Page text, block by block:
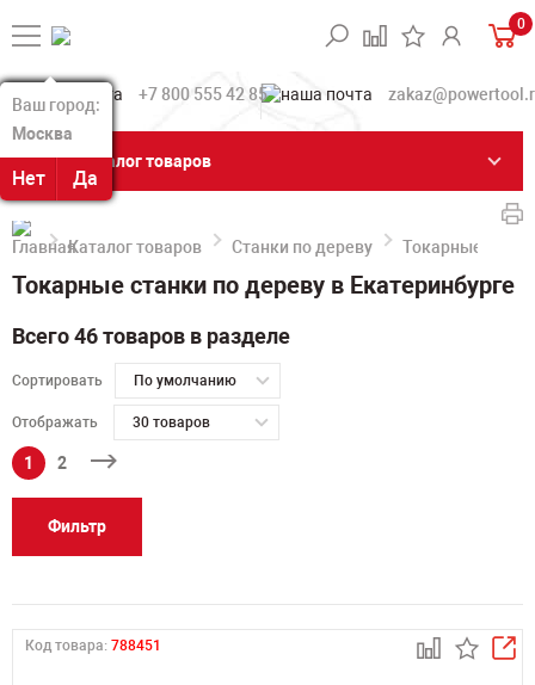
Ваш город:
Москва
Нет Да
Ваш город:
Москва
Нет Да
0
+7 800 555 42 85
Каталог товаров
Каталог товаров Станки по дереву Токарные
Токарные станки по дереву в Екатеринбурге
Всего 46 товаров в разделе
Сортировать По умолчанию
Отображать 30 товаров
1 2
Фильтр
Код товара: 788451